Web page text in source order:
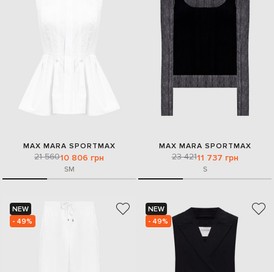
MAX MARA SPORTMAX
21 56010 806 грн
SM
MAX MARA SPORTMAX
23 42111 737 грн
S
NEW
- 49%
NEW
- 49%